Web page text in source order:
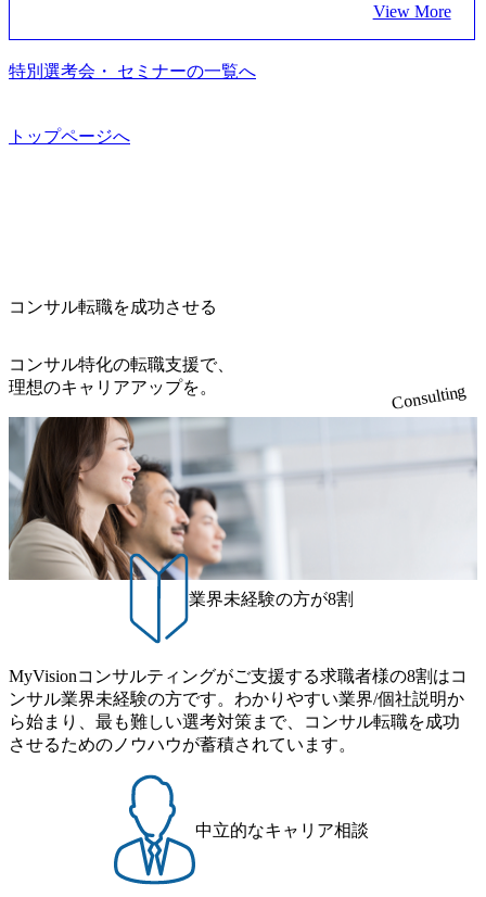
m/our-vision-production.appspot.com/public/images/202505021528
ング会社で、NRI、NTTDATAと同じく世界のFinTech Ranki
開発、運用保守と言った全工程を行う「一気通貫体制」が
特長 ビジネスへの深い理解を持つコンサルタントが集うXs
報 (https://www.xspear.co.jp/member/)一部抜粋 - 伊勢山 昇吾氏:
広いプロジェクトに従事 - 鈴木健仁氏：新卒でベイカレン
トに入社し最年少ディレクターを経てXspearに参画 - 梶田
威人氏：BCG出身。金融業界における戦略策定、DX戦略立
案、人事組織テーマに強みを持ち、メディア・エンタメ業
界においてはDX戦略立案、NFT等の新規事業立案を得意と
する。 - 藏満 一馬氏：アクセンチュア出身。金融業界を中
心に、DX戦略策定、新規事業立案、組織変革、規制対応等
の幅広いプロジェクトを主導する。 - 天野 善仁氏：19卒Pw
C出身。Xspear最年少シニアマネージャー 社員インタビュー
ページ (https://www.xspear.co.jp/career/interviews/) 戦略だけの
コンサルは終わり──コンサル業界の風雲児に聞く。“これ
から”のコンサルの在り方 (https://www.businessinsider.jp/articl
e/20250205-simplex-xspear/) Xspear Consultingがえるぼし認定
を取得 (https://www.agara.co.jp/article/382811) シンプレクスと
Xspear Consultingが、東京都港区の行政手続き100%デジタル
化を支援 (https://www.afpbb.com/articles/-/3520247) 【未経験
者】 ・年収UPでのオファー ・ワンプールで様々なインダ
流工程、先端技術を学べる環境 【コンサルファーム経験
者】 ・専門領域に軸足を置きながら、他領域にもチャレン
ジできる環境 ・タイトルアップでのオファー ・現職ファー
ムより高いオファー年収 ・実力主義でプロモーションでき
る（ダブルスキップもあり） ・週に1度のアサインｍｔｇで
話 IoT社会の浸透、AIの加速等により半導体需要は世界中で
急伸長しており、それに伴い半導体製造装置の需要も伸長
中 https://storage.googleapis.com/our-vision-production.appspot.co
on-production.appspot.com/public/images/20260224131052_2abe7
cb8-329e-4a45-a8f5-73d9728b2cd7_1200x486.webp https://storag
アドバイザーによる自身のキャリア構築をめざす「キャリ
スタイム制度を実施しており、月単位の決められた労働時
間の範囲内で、出社・退社の時刻を社員の自己裁量に委
ね、ワークライフバランスを図りながら効率的に働くこと
ができる 【休日】 土日祝休みの完全週休2日制 2025年度の
年間休日は125日（GW8日、夏季9日、年末年始9日） 有給
休暇は年間24日（4月1日入社の場合）で、入社日に付与さ
れます。 年次有給休暇の残日数は、翌年度に繰り越すこと
ができます。 慶弔休暇は、事由により取得可能日数は異な
りますが、3～7日の連続休暇を取得できます。 リフレッシ
ュ休暇は、規程で定める勤続年数ごとに、連続5日のリフレ
ッシュ休暇を取得できます。 【育児や子の看護、介護など
の制度】 育児休暇： 対象：小学校1年修了時の3月31日まで
の子を育てるすべての従業員※期間：通算3年間 短時間勤
日2時間15分まで、始業・終業時刻の繰り上げ・繰り下げが
可能 子の看護休暇： 子1人につき5日まで取得でき、1時間
単位で取得することも可能 家族看護休暇： 5日まで取得で
き、1時間単位で取得することも可能 【独身寮、住宅手当制
度など】 独身寮：富山事業所の近くに、白風寮と青風寮の2
つの寮があり、以下の入居基準を満たす方が入居可能で
す。 ＜入居基準＞ ・満33歳までの独身者 ・自宅から勤務地
までの通勤総時間が2時間を超えること 住宅手当： 本社の
近くには独身寮や社宅等が無いため、条件を満たす方には
住宅手当を支給します。 また、独身寮は男性のみの入居と
View More
特別選考会・ セミナーの一覧へ
トップページへ
コンサル転職を成功させる
コンサル特化の転職支援で、
理想のキャリアアップを。
Consulting
業界未経験の方が8割
MyVisionコンサルティングがご支援する求職者様の8割はコ
ンサル業界未経験の方です。わかりやすい業界/個社説明か
ら始まり、最も難しい選考対策まで、コンサル転職を成功
させるためのノウハウが蓄積されています。
中立的なキャリア相談